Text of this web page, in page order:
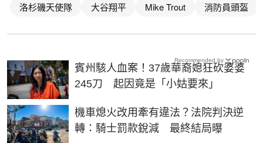
洛杉磯天使隊 大谷翔平 Mike Trout 消防員頭盔
賓州駭人血案！37歲華裔媳狂砍婆婆
245刀 起因竟是「小姑要來」
機車熄火改用牽有違法？法院判決逆
轉：騎士罰款銳減 最終結局曝
Recommended by